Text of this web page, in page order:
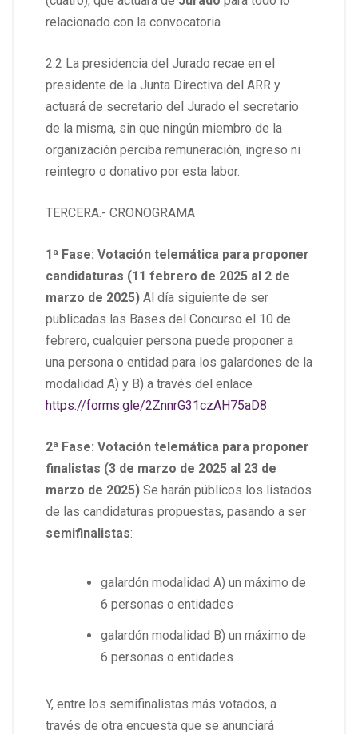
relacionado con la convocatoria
2.2 La presidencia del Jurado recae en el
presidente de la Junta Directiva del ARR y
actuará de secretario del Jurado el secretario
de la misma, sin que ningún miembro de la
organización perciba remuneración, ingreso ni
reintegro o donativo por esta labor.
TERCERA.- CRONOGRAMA
1ª Fase: Votación telemática para proponer
candidaturas (11 febrero de 2025 al 2 de
marzo de 2025) Al día siguiente de ser
publicadas las Bases del Concurso el 10 de
febrero, cualquier persona puede proponer a
una persona o entidad para los galardones de la
modalidad A) y B) a través del enlace
https://forms.gle/2ZnnrG31czAH75aD8
2ª Fase: Votación telemática para proponer
finalistas (3 de marzo de 2025 al 23 de
marzo de 2025) Se harán públicos los listados
de las candidaturas propuestas, pasando a ser
semifinalistas:
galardón modalidad A) un máximo de
6 personas o entidades
galardón modalidad B) un máximo de
6 personas o entidades
Y, entre los semifinalistas más votados, a
través de otra encuesta que se anunciará